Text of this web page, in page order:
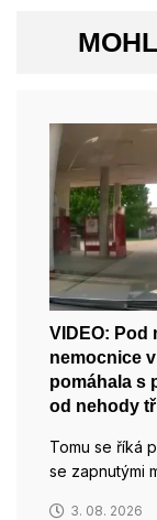
VIDEO: Pod
nemocnice
pomáhala s
od nehody
Tomu se říká
se zapnutými
3. 08. 2026